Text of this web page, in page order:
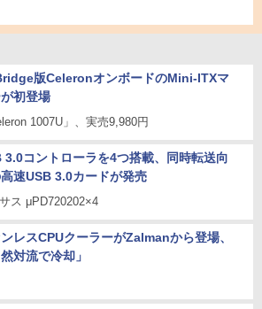
版CeleronオンボードのMini-ITXマ
初登場
1007U」、実売9,980円
3.0コントローラを4つ搭載、同時転送向
速USB 3.0カードが発売
ス μPD720202×4
レスCPUクーラーがZalmanから登場、
然対流で冷却」